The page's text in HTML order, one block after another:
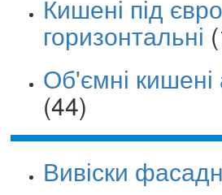
Кишені під
горизонтальні
Об'ємні
(44)
Вивіски